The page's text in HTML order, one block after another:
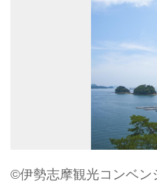
©伊勢志摩観光コンベン